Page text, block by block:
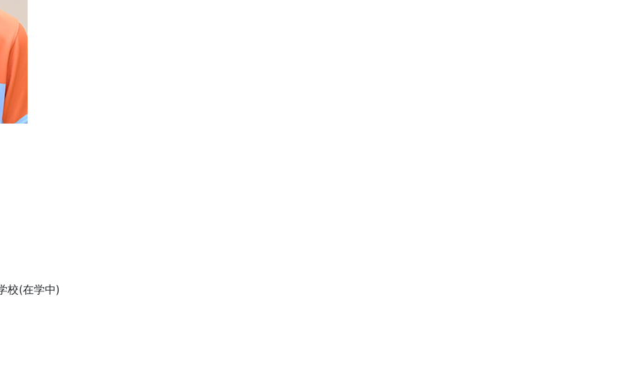
校(在学中)